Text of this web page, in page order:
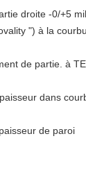
droite -0/+5
") à la
de partie. à
dans
de paroi